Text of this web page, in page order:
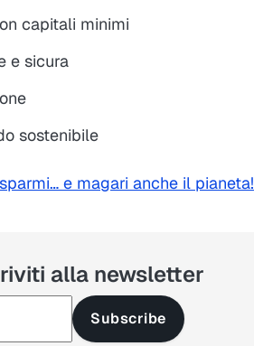
capitali minimi
e sicura
sostenibile
e magari anche il pianeta!
alla newsletter
Subscribe